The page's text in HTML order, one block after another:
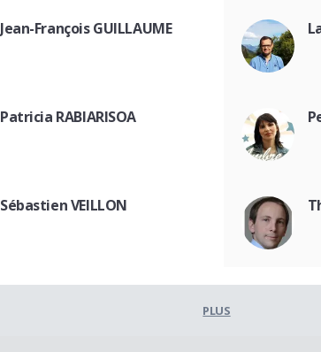
Jean-François GUILLAUME
Patricia RABIARISOA
Sébastien VEILLON
PLUS